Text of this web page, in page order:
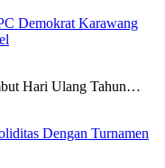
Demokrat Karawang
Hari Ulang Tahun…
Dengan Turnamen